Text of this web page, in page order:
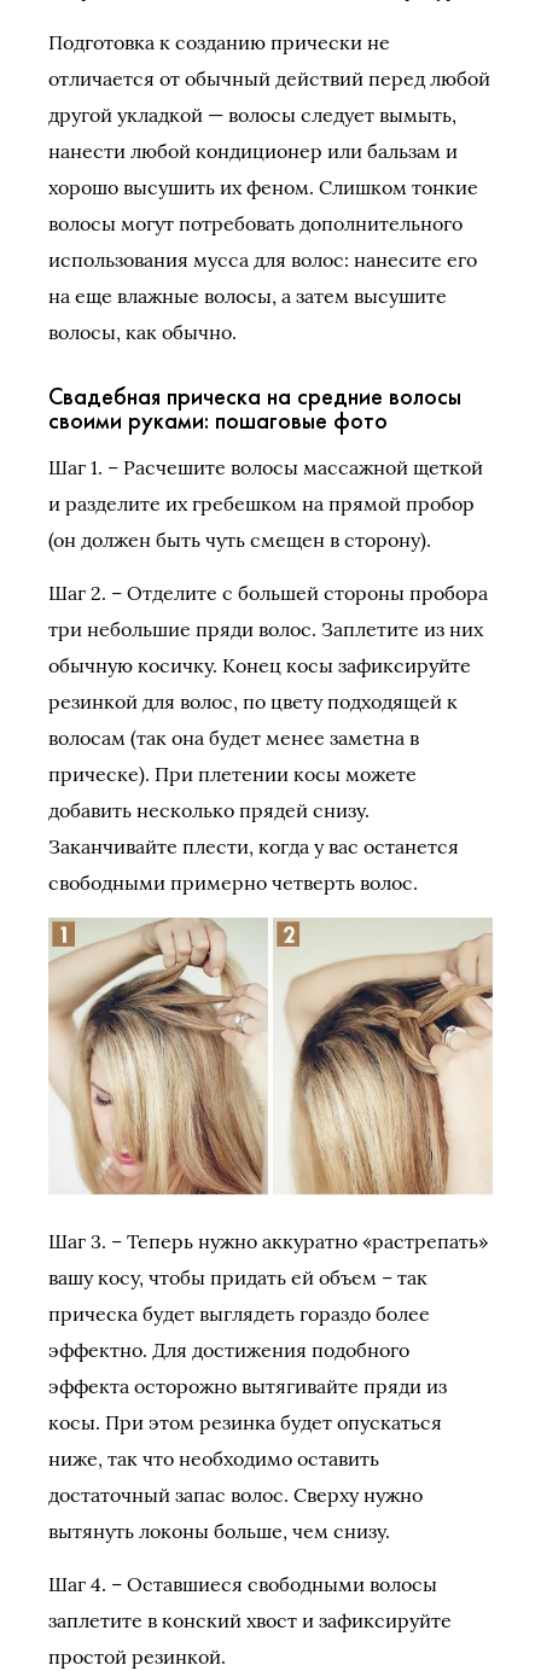
Подготовка к созданию прически не
отличается от обычный действий перед любой
другой укладкой — волосы следует вымыть,
нанести любой кондиционер или бальзам и
хорошо высушить их феном. Слишком тонкие
волосы могут потребовать дополнительного
использования мусса для волос: нанесите его
на еще влажные волосы, а затем высушите
волосы, как обычно.
Свадебная прическа на средние волосы
своими руками: пошаговые фото
Шаг 1. – Расчешите волосы массажной щеткой
и разделите их гребешком на прямой пробор
(он должен быть чуть смещен в сторону).
Шаг 2. – Отделите с большей стороны пробора
три небольшие пряди волос. Заплетите из них
обычную косичку. Конец косы зафиксируйте
резинкой для волос, по цвету подходящей к
волосам (так она будет менее заметна в
прическе). При плетении косы можете
добавить несколько прядей снизу.
Заканчивайте плести, когда у вас останется
свободными примерно четверть волос.
Шаг 3. – Теперь нужно аккуратно «растрепать»
вашу косу, чтобы придать ей объем – так
прическа будет выглядеть гораздо более
эффектно. Для достижения подобного
эффекта осторожно вытягивайте пряди из
косы. При этом резинка будет опускаться
ниже, так что необходимо оставить
достаточный запас волос. Сверху нужно
вытянуть локоны больше, чем снизу.
Шаг 4. – Оставшиеся свободными волосы
заплетите в конский хвост и зафиксируйте
простой резинкой.